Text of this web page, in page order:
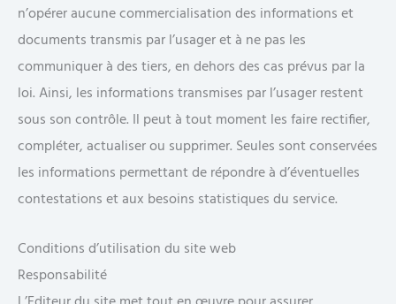
n’opérer aucune commercialisation des informations et
documents transmis par l’usager et à ne pas les
communiquer à des tiers, en dehors des cas prévus par la
loi. Ainsi, les informations transmises par l’usager restent
sous son contrôle. Il peut à tout moment les faire rectifier,
compléter, actualiser ou supprimer. Seules sont conservées
les informations permettant de répondre à d’éventuelles
contestations et aux besoins statistiques du service.
Conditions d’utilisation du site web
Responsabilité